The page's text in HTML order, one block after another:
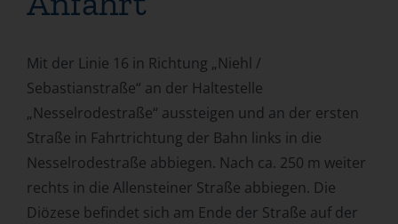
Mit der Linie 16 in Richtung „Niehl /
Sebastianstraße“ an der Haltestelle
„Nesselrodestraße“ aussteigen und an der ersten
Straße in Fahrtrichtung der Bahn links in die
Nesselrodestraße abbiegen. Nach ca. 250 m weiter
rechts in die Allensteiner Straße abbiegen. Die
Diözese befindet sich am Ende der Straße auf der